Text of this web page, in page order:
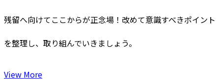
残留へ向けてここからが正念場！改めて意識すべきポイント
を整理し、取り組んでいきましょう。
View More